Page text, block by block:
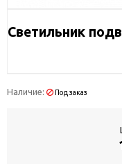
Светильник
Наличие: Под заказ